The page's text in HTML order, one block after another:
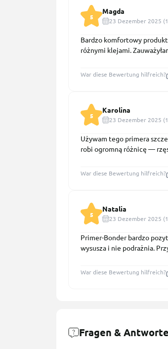
5
Magda
23 Dezember 2025
Bardzo komfortowy
różnymi klejami.
War diese Bewertung hilfreich?
5
Karolina
23 Dezember 2025
Używam tego primera
robi ogromną różnicę —
War diese Bewertung hilfreich?
5
Natalia
23 Dezember 2025
Primer-Bonder bardzo
wysusza i nie podrażnia.
War diese Bewertung hilfreich?
Fragen &